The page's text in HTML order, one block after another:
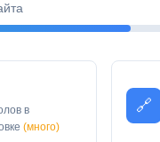
в
(много)
🔗